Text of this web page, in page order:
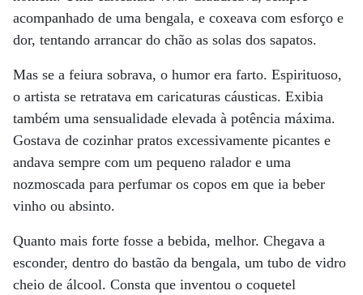
acompanhado de uma bengala, e coxeava com esforço e
dor, tentando arrancar do chão as solas dos sapatos.
Mas se a feiura sobrava, o humor era farto. Espirituoso,
o artista se retratava em caricaturas cáusticas. Exibia
também uma sensualidade elevada à potência máxima.
Gostava de cozinhar pratos excessivamente picantes e
andava sempre com um pequeno ralador e uma
nozmoscada para perfumar os copos em que ia beber
vinho ou absinto.
Quanto mais forte fosse a bebida, melhor. Chegava a
esconder, dentro do bastão da bengala, um tubo de vidro
cheio de álcool. Consta que inventou o coquetel